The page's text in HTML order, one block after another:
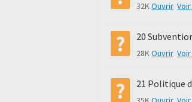
32KOuvrir
20
28KOuvrir
21 Politique